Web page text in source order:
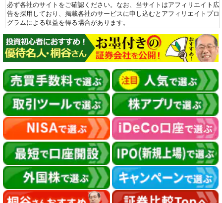
必ず各社のサイトをご確認ください。なお、当サイトはアフィリエイト広
告を採用しており、掲載各社のサービスに申し込むとアフィリエイトプロ
グラムによる収益を得る場合があります。